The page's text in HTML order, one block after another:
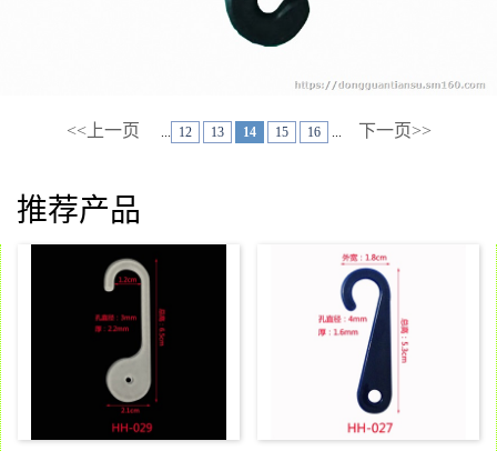
<<上一页 ... 12 13 14 15 16 ... 下一页>>
推荐产品